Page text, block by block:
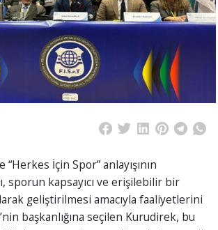
İçin Spor” anlayışının
sporun kapsayıcı ve erişilebilir bir
geliştirilmesi amacıyla faaliyetlerini
başkanlığına seçilen Kurudirek, bu